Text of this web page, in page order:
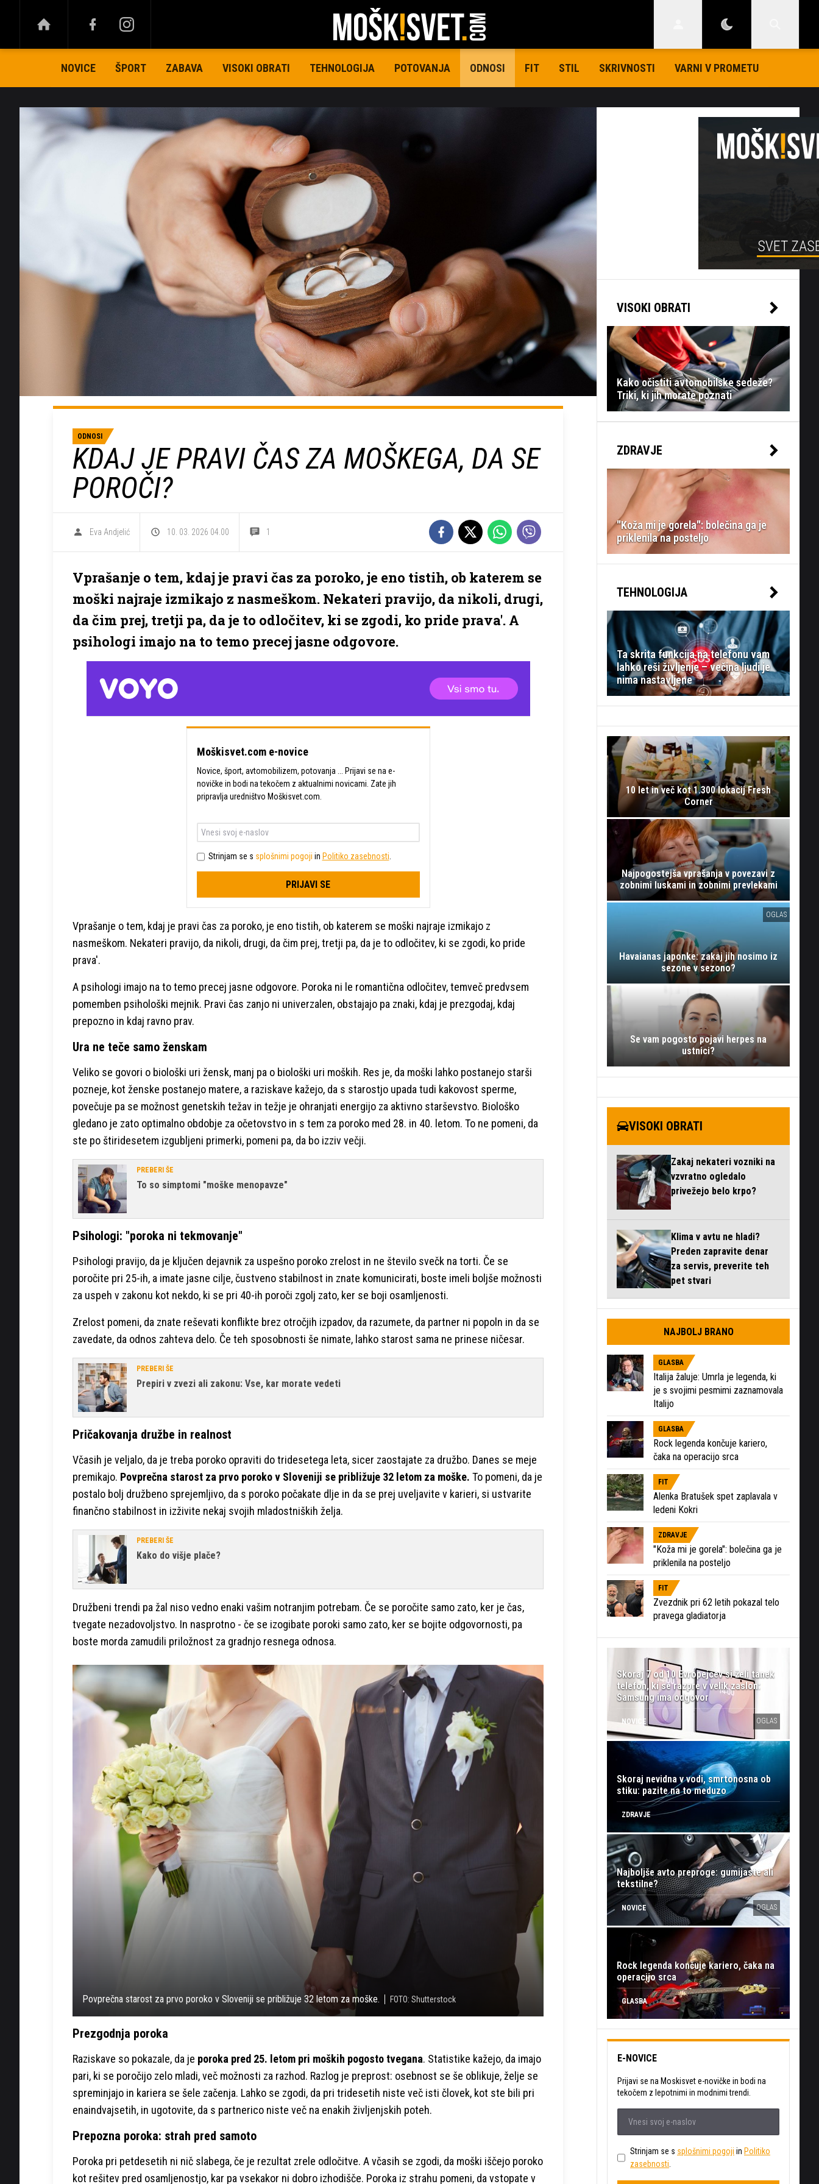
NOVICE ŠPORT ZABAVA VISOKI OBRATI TEHNOLOGIJA POTOVANJA ODNOSI FIT STIL SKRIVNOSTI VARNI V PROMETU
ODNOSI
KDAJ JE PRAVI ČAS ZA MOŠKEGA, DA SE
POROČI?
Eva Andjelić 10. 03. 2026 04.00 1
Vprašanje o tem, kdaj je pravi čas za poroko, je eno tistih, ob katerem se
moški najraje izmikajo z nasmeškom. Nekateri pravijo, da nikoli, drugi,
da čim prej, tretji pa, da je to odločitev, ki se zgodi, ko pride prava'. A
psihologi imajo na to temo precej jasne odgovore.
Moškisvet.com e-novice
Novice, šport, avtomobilizem, potovanja ... Prijavi se na e-
novičke in bodi na tekočem z aktualnimi novicami. Zate jih
pripravlja uredništvo Moškisvet.com.
Strinjam se s splošnimi pogoji in Politiko zasebnosti
PRIJAVI SE
Vprašanje o tem, kdaj je pravi čas za poroko, je eno tistih, ob katerem se moški najraje izmikajo z
nasmeškom. Nekateri pravijo, da nikoli, drugi, da čim prej, tretji pa, da je to odločitev, ki se zgodi, ko pride
prava'.
A psihologi imajo na to temo precej jasne odgovore. Poroka ni le romantična odločitev, temveč predvsem
pomemben psihološki mejnik. Pravi čas zanjo ni univerzalen, obstajajo pa znaki, kdaj je prezgodaj, kdaj
prepozno in kdaj ravno prav.
Ura ne teče samo ženskam
Veliko se govori o biološki uri žensk, manj pa o biološki uri moških. Res je, da moški lahko postanejo starši
pozneje, kot ženske postanejo matere, a raziskave kažejo, da s starostjo upada tudi kakovost sperme,
povečuje pa se možnost genetskih težav in težje je ohranjati energijo za aktivno starševstvo. Biološko
gledano je zato optimalno obdobje za očetovstvo in s tem za poroko med 28. in 40. letom. To ne pomeni, da
ste po štiridesetem izgubljeni primerki, pomeni pa, da bo izziv večji.
PREBERI ŠE
To so simptomi "moške menopavze"
Psihologi: "poroka ni tekmovanje"
Psihologi pravijo, da je ključen dejavnik za uspešno poroko zrelost in ne število svečk na torti. Če se
poročite pri 25-ih, a imate jasne cilje, čustveno stabilnost in znate komunicirati, boste imeli boljše možnosti
za uspeh v zakonu kot nekdo, ki se pri 40-ih poroči zgolj zato, ker se boji osamljenosti.
Zrelost pomeni, da znate reševati konflikte brez otročjih izpadov, da razumete, da partner ni popoln in da se
zavedate, da odnos zahteva delo. Če teh sposobnosti še nimate, lahko starost sama ne prinese ničesar.
PREBERI ŠE
Prepiri v zvezi ali zakonu: Vse, kar morate vedeti
Pričakovanja družbe in realnost
Včasih je veljalo, da je treba poroko opraviti do tridesetega leta, sicer zaostajate za družbo. Danes se meje
premikajo. Povprečna starost za prvo poroko v Sloveniji se približuje 32 letom za moške. To pomeni, da je
postalo bolj družbeno sprejemljivo, da s poroko počakate dlje in da se prej uveljavite v karieri, si ustvarite
finančno stabilnost in izživite nekaj svojih mladostniških želja.
PREBERI ŠE
Kako do višje plače?
Družbeni trendi pa žal niso vedno enaki vašim notranjim potrebam. Če se poročite samo zato, ker je čas,
tvegate nezadovoljstvo. In nasprotno - če se izogibate poroki samo zato, ker se bojite odgovornosti, pa
boste morda zamudili priložnost za gradnjo resnega odnosa.
Povprečna starost za prvo poroko v Sloveniji se približuje 32 letom za moške. FOTO: Shutterstock
Prezgodnja poroka
Raziskave so pokazale, da je poroka pred 25. letom pri moških pogosto tvegana. Statistike kažejo, da imajo
pari, ki se poročijo zelo mladi, več možnosti za razhod. Razlog je preprost: osebnost se še oblikuje, želje se
spreminjajo in kariera se šele začenja. Lahko se zgodi, da pri tridesetih niste več isti človek, kot ste bili pri
enaindvajsetih, in ugotovite, da s partnerico niste več na enakih življenjskih poteh.
Prepozna poroka: strah pred samoto
Poroka pri petdesetih ni nič slabega, če je rezultat zrele odločitve. A včasih se zgodi, da moški iščejo poroko
kot rešitev pred osamljenostjo, kar pa vsekakor ni dobro izhodišče. Poroka iz strahu pomeni, da vstopate v
VISOKI OBRATI
Kako očistiti avtomobilske sedeže?
Triki, ki jih morate poznati
ZDRAVJE
"Koža mi je gorela": bolečina ga je
priklenila na posteljo
TEHNOLOGIJA
Ta skrita funkcija na telefonu vam
lahko reši življenje – večina ljudi je
nima nastavljene
10 let in več kot 1.300 lokacij Fresh
Corner
Najpogostejša vprašanja v povezavi z
zobnimi luskami in zobnimi prevlekami
OGLAS
Havaianas japonke: zakaj jih nosimo iz
sezone v sezono?
Se vam pogosto pojavi herpes na
ustnici?
VISOKI OBRATI
Zakaj nekateri vozniki na
vzvratno ogledalo
privežejo belo krpo?
Klima v avtu ne hladi?
Preden zapravite denar
za servis, preverite teh
pet stvari
NAJBOLJ BRANO
GLASBA
Italija žaluje: Umrla je legenda, ki
je s svojimi pesmimi zaznamovala
Italijo
GLASBA
Rock legenda končuje kariero,
čaka na operacijo srca
FIT
Alenka Bratušek spet zaplavala v
ledeni Kokri
ZDRAVJE
"Koža mi je gorela": bolečina ga je
priklenila na posteljo
FIT
Zvezdnik pri 62 letih pokazal telo
pravega gladiatorja
Skoraj 7 od 10 Evropejcev si želi tanek
telefon, ki se razpre v velik zaslon:
Samsung ima odgovor
NOVICE OGLAS
Skoraj nevidna v vodi, smrtonosna ob
stiku: pazite na to meduzo
ZDRAVJE
Najboljše avto preproge: gumijaste ali
tekstilne?
NOVICE OGLAS
Rock legenda končuje kariero, čaka na
operacijo srca
GLASBA
E-NOVICE
Prijavi se na Moskisvet e-novičke in bodi na
tekočem z lepotnimi in modnimi trendi.
Strinjam se s splošnimi pogoji in Politiko
zasebnosti